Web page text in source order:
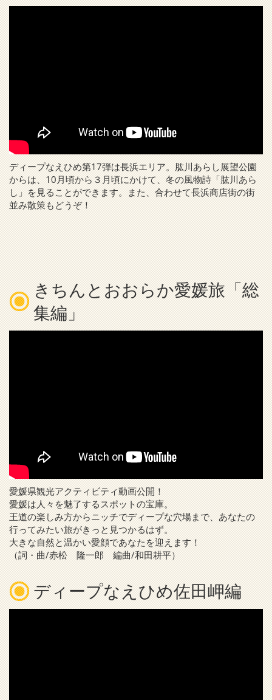
ディープなえひめ第17弾は長浜エリア。肱川あらし展望公園
からは、10月頃から３月頃にかけて、冬の風物詩「肱川あら
し」を見ることができます。また、合わせて長浜商店街の街
並み散策もどうぞ！
きちんとおおらか愛媛旅「総
集編」
愛媛県観光アクティビティ動画公開！
愛媛は人々を魅了するスポットの宝庫。
王道の楽しみ方からニッチでディープな穴場まで、あなたの
行ってみたい旅がきっと見つかるはず。
大きな自然と温かい愛顔であなたを迎えます！
（詞・曲/赤松 隆一郎 編曲/和田耕平）
ディープなえひめ佐田岬編